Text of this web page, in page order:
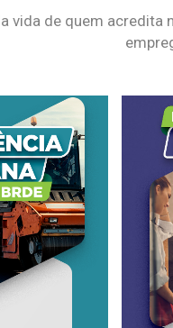
vida de quem acredita